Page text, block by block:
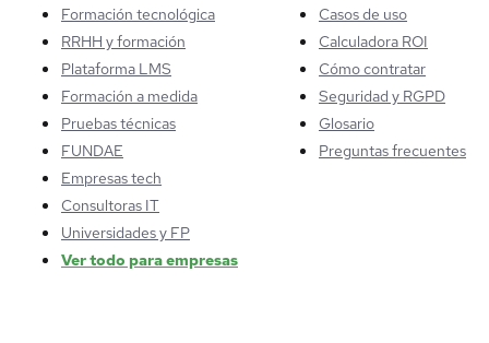
Formación tecnológica
RRHH y formación
Plataforma LMS
Formación a medida
Pruebas técnicas
FUNDAE
Empresas tech
Consultoras IT
Universidades y FP
Ver todo para empresas
Casos de uso
Calculadora ROI
Cómo contratar
Seguridad y RGPD
Glosario
Preguntas frecuentes